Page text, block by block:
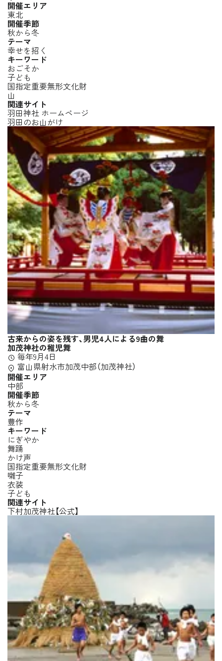
開催エリア
東北
開催季節
秋から冬
テーマ
幸せを招く
キーワード
おごそか
子ども
国指定重要無形文化財
山
関連サイト
羽田神社 ホームページ
羽田のお山がけ
古来からの姿を残す、男児4人による9曲の舞
加茂神社の稚児舞
毎年9月4日
富山県射水市加茂中部（加茂神社）
開催エリア
中部
開催季節
秋から冬
テーマ
豊作
キーワード
にぎやか
舞踊
かけ声
国指定重要無形文化財
囃子
衣装
子ども
関連サイト
下村加茂神社【公式】